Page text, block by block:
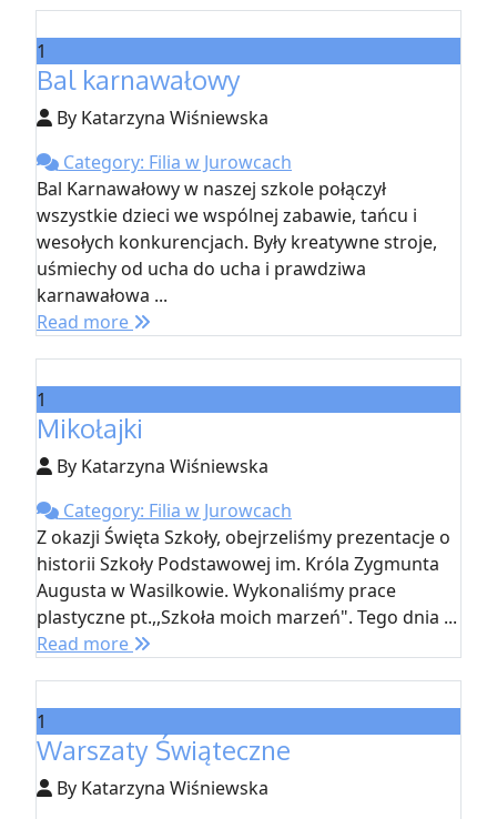
1
Bal karnawałowy
By Katarzyna Wiśniewska
Category: Filia w Jurowcach
Bal Karnawałowy w naszej szkole połączył
wszystkie dzieci we wspólnej zabawie, tańcu i
wesołych konkurencjach. Były kreatywne stroje,
uśmiechy od ucha do ucha i prawdziwa
karnawałowa ...
Read more
1
Mikołajki
By Katarzyna Wiśniewska
Category: Filia w Jurowcach
Z okazji Święta Szkoły, obejrzeliśmy prezentacje o
historii Szkoły Podstawowej im. Króla Zygmunta
Augusta w Wasilkowie. Wykonaliśmy prace
plastyczne pt.,,Szkoła moich marzeń". Tego dnia ...
Read more
1
Warszaty Świąteczne
By Katarzyna Wiśniewska